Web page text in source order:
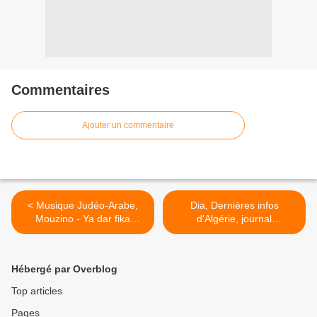
Commentaires
Ajouter un commentaire
< Musique Judéo-Arabe,
Mouzino - Ya dar fika
Ghazal (1906)
Dia, Dernières infos
d'Algérie, journal
électronique >
Hébergé par Overblog
Top articles
Pages